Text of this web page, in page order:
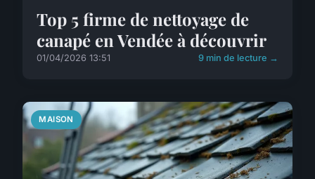
Top 5 firme de nettoyage de
canapé en Vendée à découvrir
01/04/2026 13:51 9 min de lecture →
MAISON